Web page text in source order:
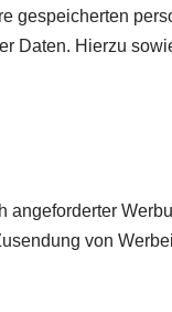
gespeicherten
Daten. Hierzu
von